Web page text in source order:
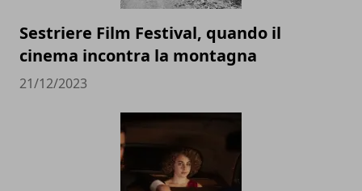
Sestriere Film Festival, quando il
cinema incontra la montagna
21/12/2023